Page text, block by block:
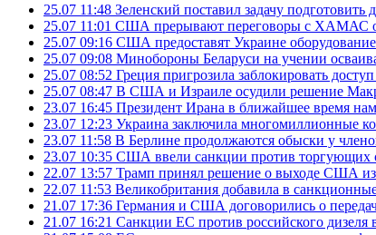
25.07 11:48 Зеленский поставил задачу
25.07 11:01 США прерывают переговоры с ХАМАС о
25.07 09:16 США предоставят Украине
25.07 09:08 Минобороны Беларуси на учении
25.07 08:52 Греция пригрозила заблокировать
25.07 08:47 В США и Израиле осудили решение
23.07 16:45 Президент Ирана в ближайшее время
23.07 12:23 Украина заключила многомиллионные
23.07 11:58 В Берлине продолжаются обыски у
23.07 10:35 США ввели санкции против торгующих
22.07 13:57 Трамп принял решение о выходе США
22.07 11:53 Великобритания добавила в
21.07 17:36 Германия и США договорились о
21.07 16:21 Санкции ЕС против российского дизеля